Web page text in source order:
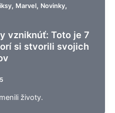
, Marvel, Novinky,
vzniknúť: Toto je 7
si stvorili svojich
životy.